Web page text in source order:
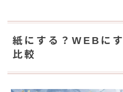
紙にする？WEBに
比較